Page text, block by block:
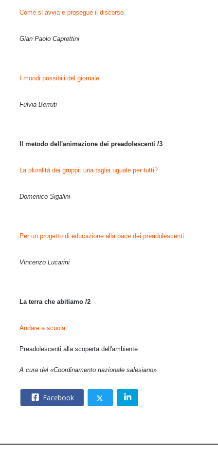
Come si avvia e prosegue il discorso
Gian Paolo Caprettini
I mondi possibili del giornale
Fulvia Berruti
Il metodo dell'animazione dei preadolescenti /3
La pluralità dei gruppi: una taglia uguale per tutti?
Domenico Sigalini
Per un progetto di educazione alla pace dei preadolescenti
Vincenzo Lucarini
La terra che abitiamo /2
Andare a scuola
Preadolescenti alla scoperta dell'ambiente
A cura del «Coordinamento nazionale salesiano»
Facebook